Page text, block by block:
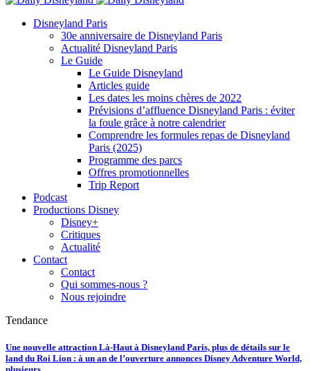
Disneyland Paris
30e anniversaire de Disneyland Paris
Actualité Disneyland Paris
Le Guide
Le Guide Disneyland
Articles guide
Les dates les moins chères de 2022
Prévisions d’affluence Disneyland Paris : éviter
la foule grâce à notre calendrier
Comprendre les formules repas de Disneyland
Paris (2025)
Programme des parcs
Offres promotionnelles
Trip Report
Podcast
Productions Disney
Disney+
Critiques
Actualité
Contact
Contact
Qui sommes-nous ?
Nous rejoindre
Tendance
Une nouvelle attraction Là-Haut à Disneyland Paris, plus de détails sur le
land du Roi Lion : à un an de l’ouverture annonces Disney Adventure World,